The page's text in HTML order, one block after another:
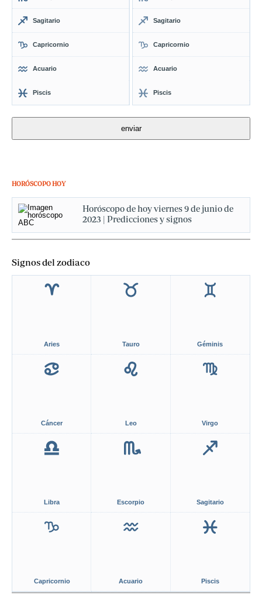
Sagitario
Capricornio
Acuario
Piscis
Sagitario
Capricornio
Acuario
Piscis
HORÓSCOPO HOY
Horóscopo de hoy viernes 9 de junio de
2023 | Predicciones y signos
Signos del zodiaco
Aries Tauro Géminis
Cáncer Leo Virgo
Libra Escorpio Sagitario
Capricornio Acuario Piscis